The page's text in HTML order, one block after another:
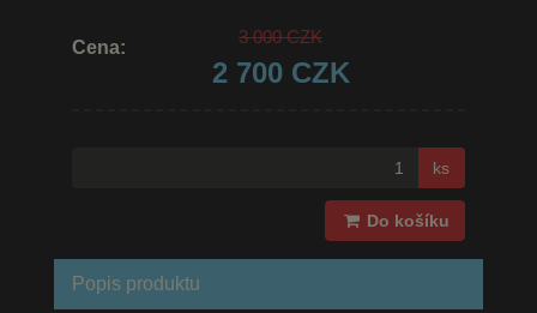
3 000 CZK
Cena:
2 700 CZK
ks
Do košíku
Popis produktu